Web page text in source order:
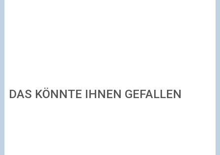
DAS KÖNNTE IHNEN GEFALLEN